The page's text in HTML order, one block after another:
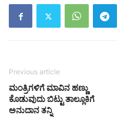
Previous article
ಮಂತ್ರಿಗಳಿಗೆ ಮಾವಿನ ಹಣ್ಣು
ಕೊಡುವುದು ಬಿಟ್ಟು ತಾಲ್ಲೂಕಿಗೆ
ಅನುದಾನ ತನ್ನಿ